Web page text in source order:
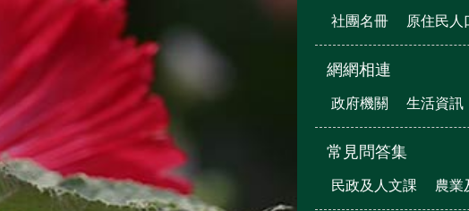
社團名冊 原住民人
網網相連
政府機關 生活資訊
常見問答集
民政及人文課 農業